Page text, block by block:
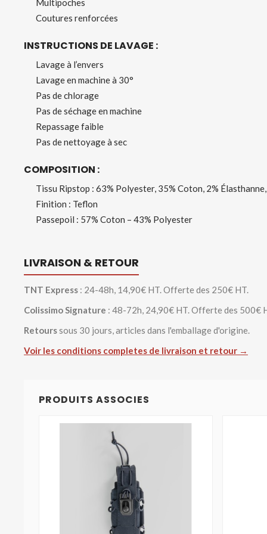
Multipoches
Coutures renforcées
INSTRUCTIONS DE LAVAGE :
Lavage à l’envers
Lavage en machine à 30°
Pas de chlorage
Pas de séchage en machine
Repassage faible
Pas de nettoyage à sec
COMPOSITION :
Tissu Ripstop : 63% Polyester, 35% Coton, 2%
Finition : Teflon
Passepoil : 57% Coton – 43% Polyester
LIVRAISON & RETOUR
TNT Express : 24-48h, 14,90€ HT. Offerte des 250€ HT.
Colissimo Signature : 48-72h, 24,90€ HT. Offerte des 500€
Retourssous 30 jours, articles dans l'emballage d'origine.
Voir les conditions completes de livraison et retour →
PRODUITS ASSOCIES